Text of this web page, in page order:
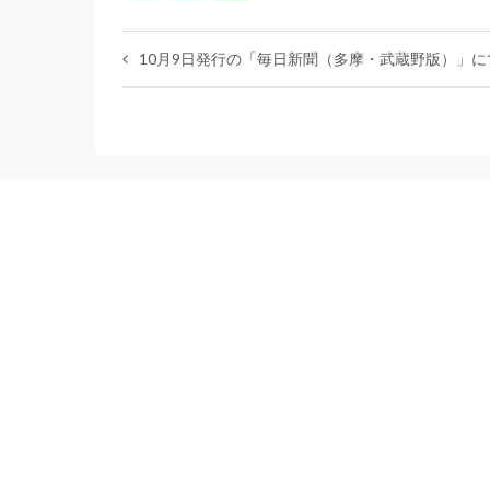
10月9日発行の「毎日新聞（多摩・武蔵野版）」に